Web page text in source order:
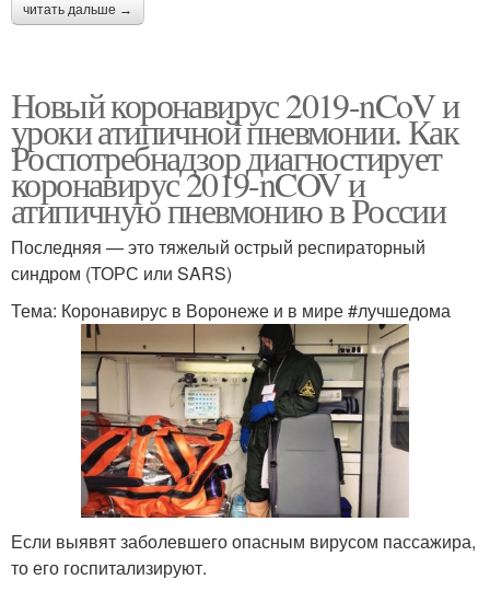
читать дальше →
Новый коронавирус 2019-nCoV и
уроки атипичной пневмонии. Как
Роспотребнадзор диагностирует
коронавирус 2019-nCOV и
атипичную пневмонию в России
Последняя — это тяжелый острый респираторный
синдром (ТОРС или SARS)
Тема: Коронавирус в Воронеже и в мире #лучшедома
Если выявят заболевшего опасным вирусом пассажира,
то его госпитализируют.